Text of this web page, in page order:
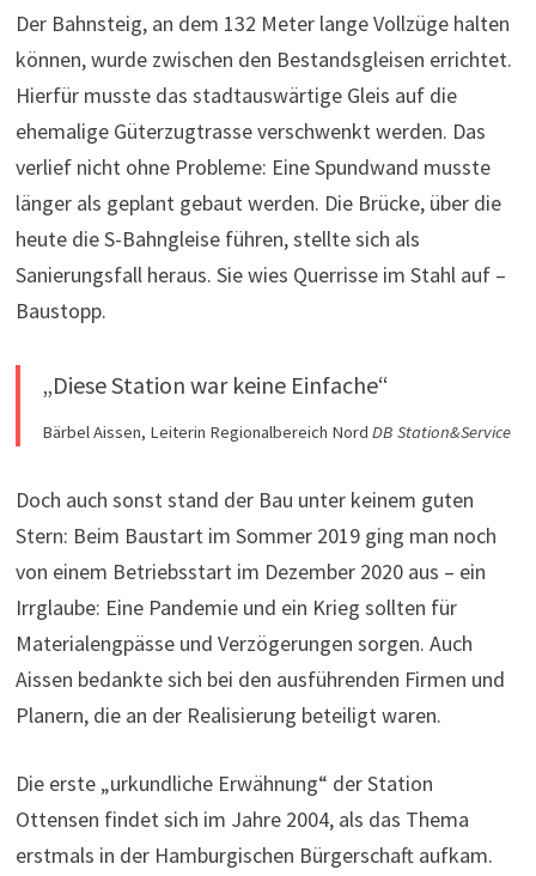
Der Bahnsteig, an dem 132 Meter lange Vollzüge halten
können, wurde zwischen den Bestandsgleisen errichtet.
Hierfür musste das stadtauswärtige Gleis auf die
ehemalige Güterzugtrasse verschwenkt werden. Das
verlief nicht ohne Probleme: Eine Spundwand musste
länger als geplant gebaut werden. Die Brücke, über die
heute die S-Bahngleise führen, stellte sich als
Sanierungsfall heraus. Sie wies Querrisse im Stahl auf –
Baustopp.
„Diese Station war keine Einfache“
Bärbel Aissen, Leiterin Regionalbereich Nord DB Station&Service
Doch auch sonst stand der Bau unter keinem guten
Stern: Beim Baustart im Sommer 2019 ging man noch
von einem Betriebsstart im Dezember 2020 aus – ein
Irrglaube: Eine Pandemie und ein Krieg sollten für
Materialengpässe und Verzögerungen sorgen. Auch
Aissen bedankte sich bei den ausführenden Firmen und
Planern, die an der Realisierung beteiligt waren.
Die erste „urkundliche Erwähnung“ der Station
Ottensen findet sich im Jahre 2004, als das Thema
erstmals in der Hamburgischen Bürgerschaft aufkam.